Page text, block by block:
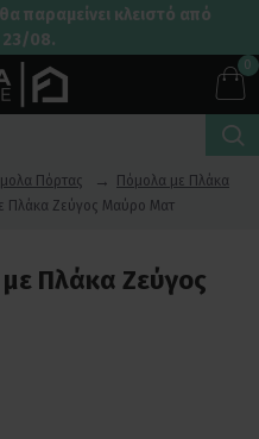
παραμείνει κλειστό από
23/08.
0
Πόρτας
Πόμολα με Πλάκα
Πλάκα Ζεύγος Μαύρο Ματ
Πλάκα Ζεύγος